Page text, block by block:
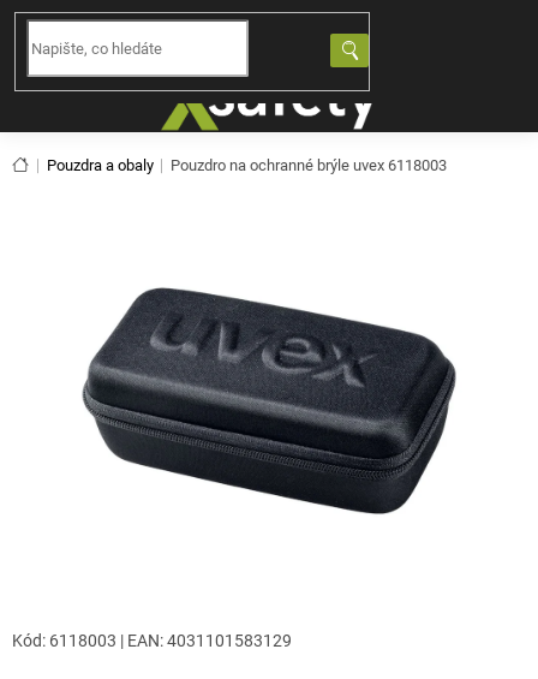
Přejít
obsah
Domů
Pouzdra a obaly Pouzdro na ochranné brýle uvex 6118003
Kód: 6118003 | EAN:4031101583129